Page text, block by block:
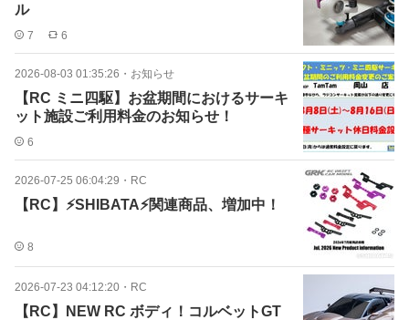
ル
7 6
2026-08-03 01:35:26 ・ お知らせ
【RC ミニ四駆】お盆期間におけるサーキ
ット施設ご利用料金のお知らせ！
6
2026-07-25 06:04:29 ・ RC
【RC】⚡SHIBATA⚡関連商品、増加中！
8
2026-07-23 04:12:20 ・ RC
【RC】NEW RC ボディ！コルベットGT